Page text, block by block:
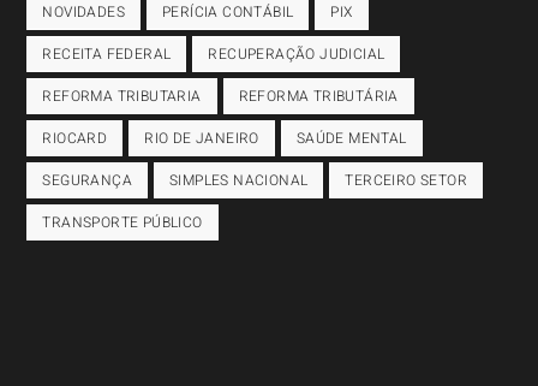
NOVIDADES
PERÍCIA CONTÁBIL
PIX
RECEITA FEDERAL
RECUPERAÇÃO JUDICIAL
REFORMA TRIBUTARIA
REFORMA TRIBUTÁRIA
RIOCARD
RIO DE JANEIRO
SAÚDE MENTAL
SEGURANÇA
SIMPLES NACIONAL
TERCEIRO SETOR
TRANSPORTE PÚBLICO